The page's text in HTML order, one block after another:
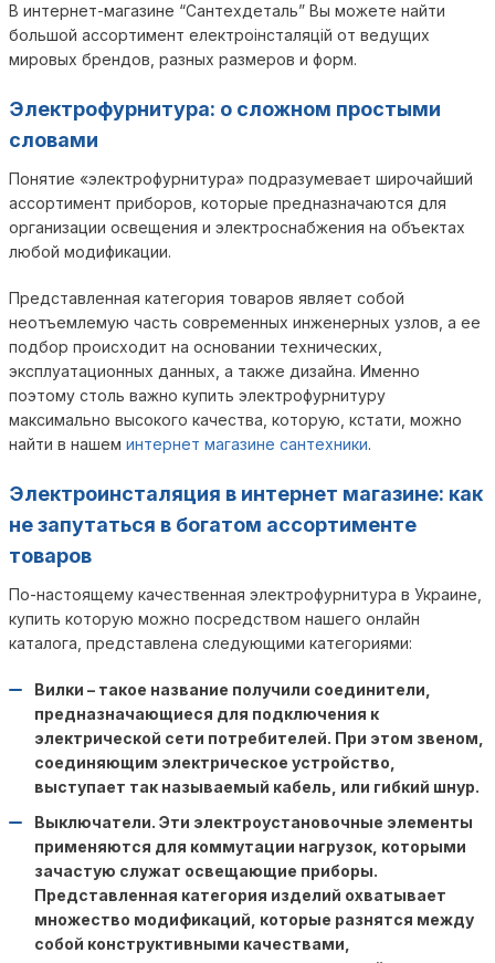
В интернет-магазине “Сантехдеталь” Вы можете найти
большой ассортимент електроінсталяцій от ведущих
мировых брендов, разных размеров и форм.
Электрофурнитура: о сложном простыми
словами
Понятие «электрофурнитура» подразумевает широчайший
ассортимент приборов, которые предназначаются для
организации освещения и электроснабжения на объектах
любой модификации.
Представленная категория товаров являет собой
неотъемлемую часть современных инженерных узлов, а ее
подбор происходит на основании технических,
эксплуатационных данных, а также дизайна. Именно
поэтому столь важно купить электрофурнитуру
максимально высокого качества, которую, кстати, можно
найти в нашем интернет магазине сантехники.
Электроинсталяция в интернет магазине: как
не запутаться в богатом ассортименте
товаров
По-настоящему качественная электрофурнитура в Украине,
купить которую можно посредством нашего онлайн
каталога, представлена следующими категориями:
Вилки – такое название получили соединители,
предназначающиеся для подключения к
электрической сети потребителей. При этом звеном,
соединяющим электрическое устройство,
выступает так называемый кабель, или гибкий шнур.
Выключатели. Эти электроустановочные элементы
применяются для коммутации нагрузок, которыми
зачастую служат освещающие приборы.
Представленная категория изделий охватывает
множество модификаций, которые разнятся между
собой конструктивными качествами,